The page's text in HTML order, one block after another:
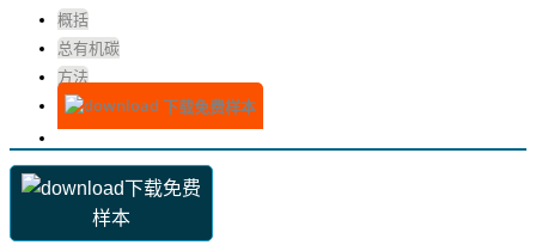
概括
总有机碳
方法
下载免费样本
下载免费
样本